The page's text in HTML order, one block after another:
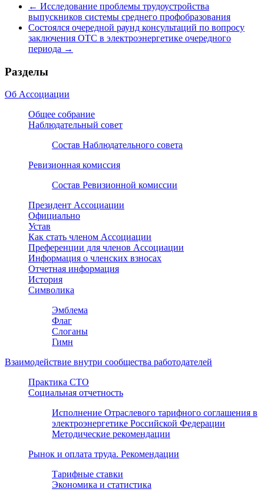
← Исследование проблемы трудоустройства
выпускников системы среднего профобразования
Состоялся очередной раунд консультаций по вопросу
заключения ОТС в электроэнергетике очередного
периода →
Разделы
Об Ассоциации
Общее собрание
Наблюдательный совет
Состав Наблюдательного совета
Ревизионная комиссия
Состав Ревизионной комиссии
Президент Ассоциации
Официально
Устав
Как стать членом Ассоциации
Преференции для членов Ассоциации
Информация о членских взносах
Отчетная информация
История
Символика
Эмблема
Флаг
Слоганы
Гимн
Взаимодействие внутри сообщества работодателей
Практика СТО
Социальная отчетность
Исполнение Отраслевого тарифного соглашения в
электроэнергетике Российской Федерации
Методические рекомендации
Рынок и оплата труда. Рекомендации
Тарифные ставки
Экономика и статистика